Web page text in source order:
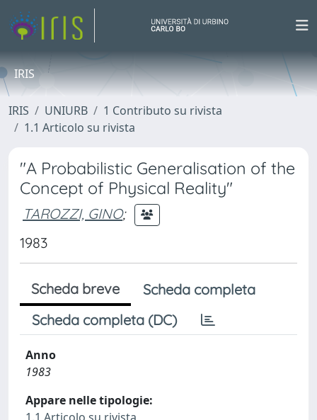
IRIS
IRIS UNIURB
1 Contributo su rivista
1.1 Articolo su rivista
"A Probabilistic Generalisation of the
Concept of Physical Reality"
TAROZZI, GINO;
1983
Scheda breve
Scheda completa
Scheda completa (DC)
Anno
1983
Appare nelle tipologie: